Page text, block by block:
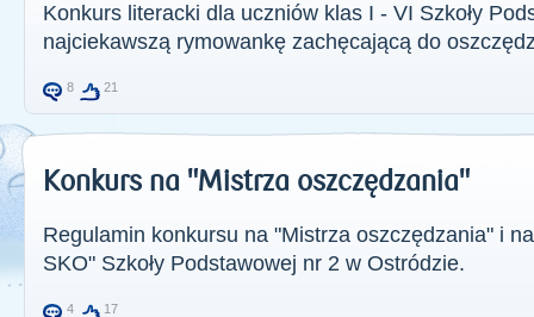
Konkurs literacki dla uczniów klas I - VI Szkoły
najciekawszą rymowankę zachęcającą do
8 21
Konkurs na "Mistrza oszczędzania"
Regulamin konkursu na "Mistrza oszczędzania" i
SKO" Szkoły Podstawowej nr 2 w Ostródzie.
4 17